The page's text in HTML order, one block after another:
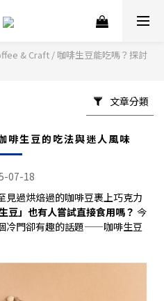
& Craft / 咖啡生豆能吃嗎？探討
文章分類
啡生豆的吃法與迷人風味
07-18
見過烘焙過的咖啡豆裹上巧克力
生豆」也有人嘗試直接食用嗎？ 今
冷門卻有趣的話題——咖啡生豆